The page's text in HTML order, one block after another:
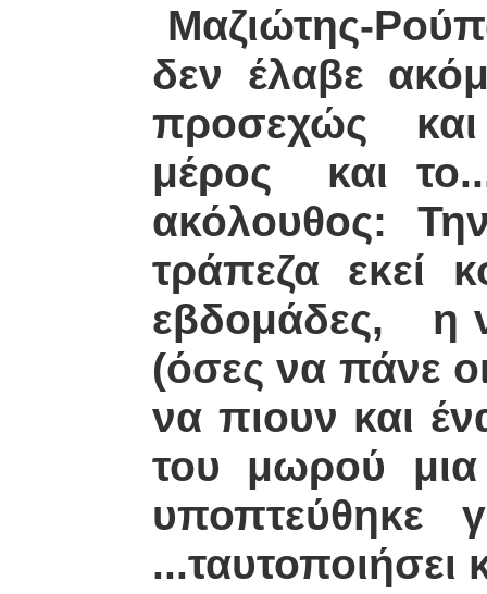
Μαζιώτης-
δεν έλαβε
προσεχώς και
μέρος και
ακόλουθος:
τράπεζα εκεί
εβδομάδες, η
(όσες να πάνε
να πιουν και
του μωρού μια
...ταυτοποιήσει